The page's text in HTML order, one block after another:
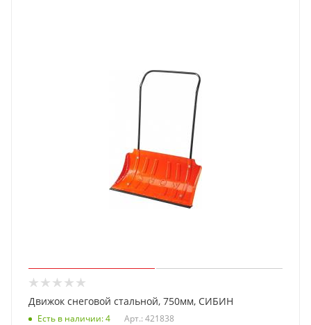
Движок снеговой стальной, 750мм, СИБИН
Есть в наличии: 4 Арт.: 421838